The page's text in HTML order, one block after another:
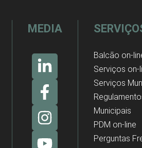
MEDIA
Balcão on-
Serviços on-
Serviços
Municipais
PDM on-line
Perguntas